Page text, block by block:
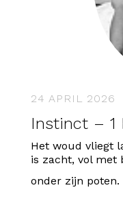
24 APRIL 2026
Instinct – 1
Het woud vliegt
is zacht, vol met
onder zijn